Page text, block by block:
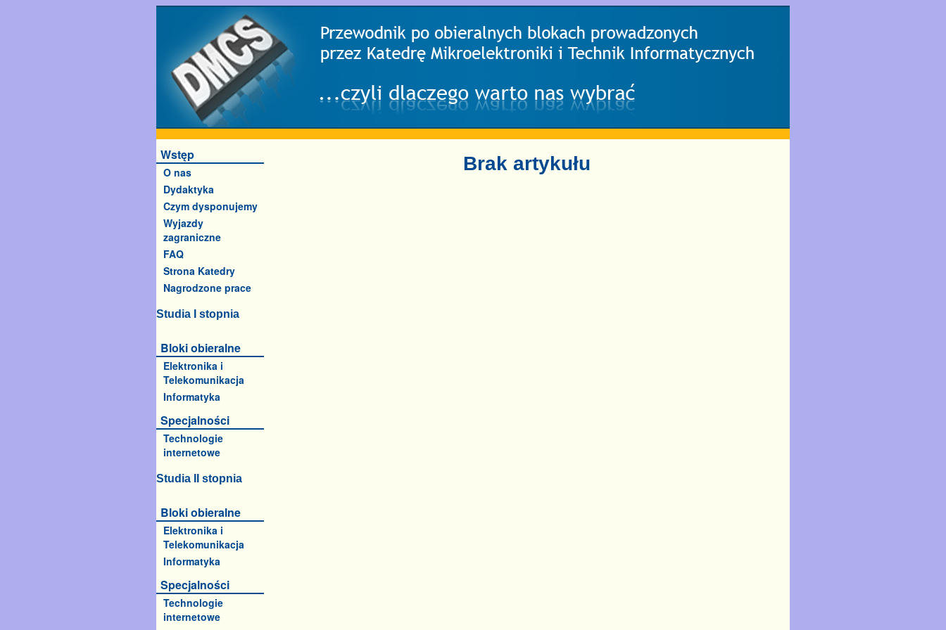
Wstęp
O nas
Dydaktyka
Czym dysponujemy
Wyjazdy
zagraniczne
FAQ
Strona Katedry
Nagrodzone prace
Studia I stopnia
Bloki obieralne
Elektronika i
Telekomunikacja
Informatyka
Specjalności
Technologie
internetowe
Studia II stopnia
Bloki obieralne
Elektronika i
Telekomunikacja
Informatyka
Specjalności
Technologie
internetowe
Brak artykułu